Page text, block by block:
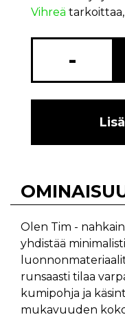
Vihreä
-
Olen Tim -
yhdistää
runsaasti tilaa
kumipohja ja
mukavuuden